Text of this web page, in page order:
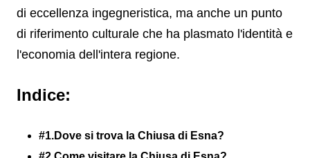
di eccellenza ingegneristica, ma anche un punto
di riferimento culturale che ha plasmato l'identità e
l'economia dell'intera regione.
Indice:
#1.Dove si trova la Chiusa di Esna?